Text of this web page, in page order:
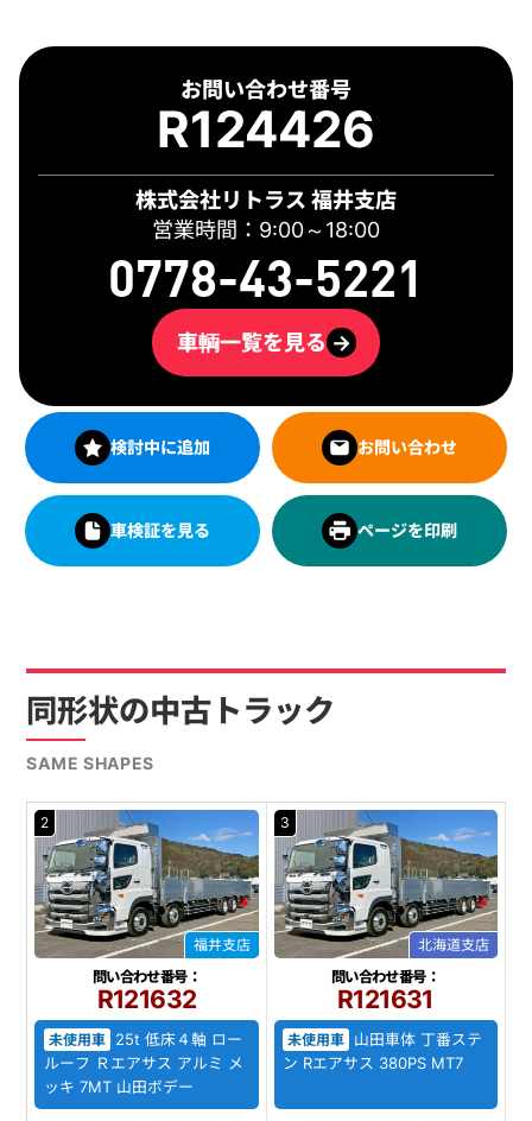
お問い合わせ番号
R124426
株式会社リトラス 福井支店
営業時間：9:00～18:00
0778-43-5221
車輌一覧を見る →
検討中に追加 お問い合わせ
車検証を見る ページを印刷
同形状の中古トラック
SAME SHAPES
2
福井支店
問い合わせ番号：
R121632
未使用車
25t 低床４軸 ロー
ルーフ Ｒエアサス アルミ メ
ッキ 7MT 山田ボデー
3
北海道支店
問い合わせ番号：
R121631
未使用車 山田車体 丁番ステ
ン Rエアサス 380PS MT7